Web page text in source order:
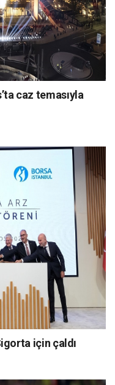
caz temasıyla
için çaldı